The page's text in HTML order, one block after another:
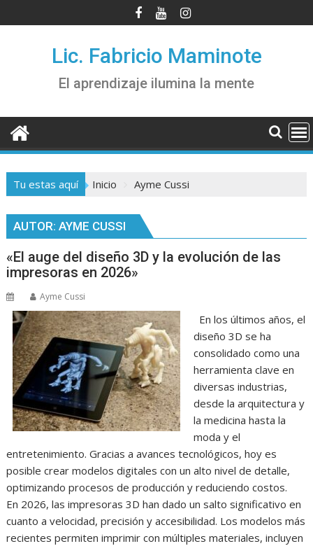
al
Lic. Fabricio Maminote
El aprendizaje ilumina la mente
Tu estas aquí Inicio Ayme Cussi
AUTOR:AYME CUSSI
«El auge del diseño 3D y la evolución de las
impresoras en 2026»
Ayme Cussi
En los últimos años, el
diseño 3D se ha
consolidado como una
herramienta clave en
diversas industrias,
desde la arquitectura y
la medicina hasta la
moda y el
entretenimiento. Gracias a avances tecnológicos, hoy es
posible crear modelos digitales con un alto nivel de detalle,
optimizando procesos de producción y reduciendo costos.
En 2026, las impresoras 3D han dado un salto significativo en
cuanto a velocidad, precisión y accesibilidad. Los modelos más
recientes permiten imprimir con múltiples materiales, incluyen